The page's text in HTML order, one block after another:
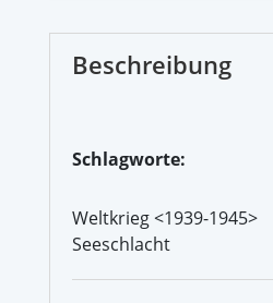
Beschreibung
Schlagworte:
Weltkrieg <1939-1945>
Seeschlacht